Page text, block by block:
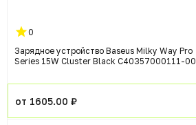
0
Зарядное устройство Baseus Milky Way Pro
Series 15W Cluster Black C40357000111-00
от 1605.00 ₽